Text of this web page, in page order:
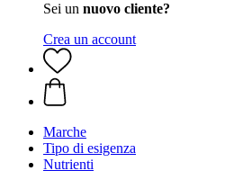
Sei un nuovo cliente?
Crea un account
Marche
Tipo di esigenza
Nutrienti